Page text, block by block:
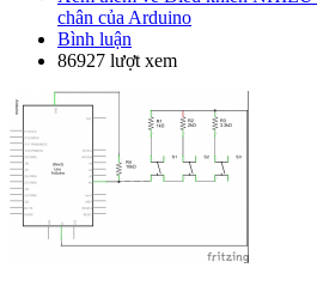
chân của Arduino
Bình luận
86927 lượt xem